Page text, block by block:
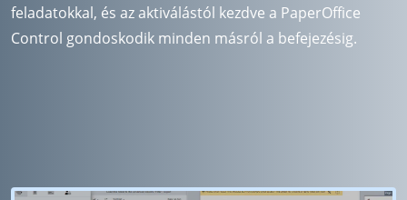
feladatokkal, és az aktiválástól kezdve a PaperOffice
Control gondoskodik minden másról a befejezésig.